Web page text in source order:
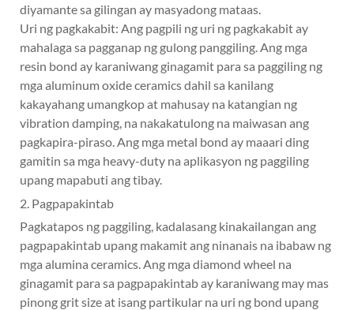
diyamante sa gilingan ay masyadong mataas.
Uri ng pagkakabit: Ang pagpili ng uri ng pagkakabit ay
mahalaga sa pagganap ng gulong panggiling. Ang mga
resin bond ay karaniwang ginagamit para sa paggiling ng
mga aluminum oxide ceramics dahil sa kanilang
kakayahang umangkop at mahusay na katangian ng
vibration damping, na nakakatulong na maiwasan ang
pagkapira-piraso. Ang mga metal bond ay maaari ding
gamitin sa mga heavy-duty na aplikasyon ng paggiling
upang mapabuti ang tibay.
2. Pagpapakintab
Pagkatapos ng paggiling, kadalasang kinakailangan ang
pagpapakintab upang makamit ang ninanais na ibabaw ng
mga alumina ceramics. Ang mga diamond wheel na
ginagamit para sa pagpapakintab ay karaniwang may mas
pinong grit size at isang partikular na uri ng bond upang